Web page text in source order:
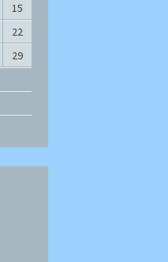
15
22
29